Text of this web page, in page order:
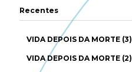
Recentes
VIDA DEPOIS DA MORTE (3)
VIDA DEPOIS DA MORTE (2)